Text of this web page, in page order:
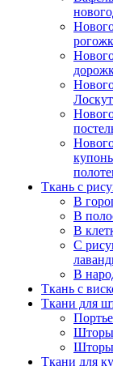
Лоскут
Ткань с
В
В
В
С
В
Ткань с
Ткани для
Шторы
Ткани для